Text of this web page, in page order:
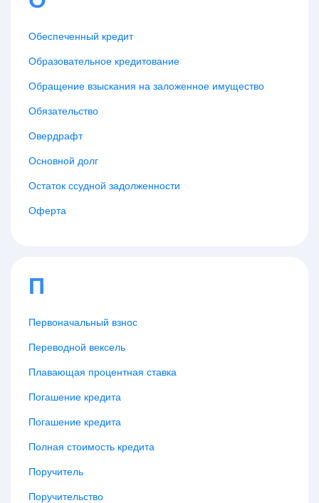
Обеспеченный кредит
Образовательное кредитование
Обращение взыскания на заложенное имущество
Обязательство
Овердрафт
Основной долг
Остаток ссудной задолженности
Оферта
П
Первоначальный взнос
Переводной вексель
Плавающая процентная ставка
Погашение кредита
Погашение кредита
Полная стоимость кредита
Поручитель
Поручительство